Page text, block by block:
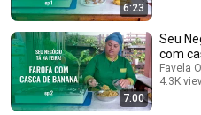
6:23
7:00
Seu
com
Favela
4.3K